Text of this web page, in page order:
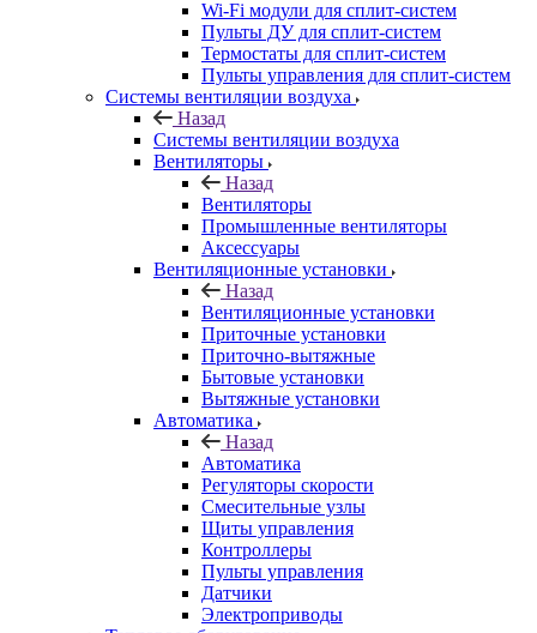
Wi-Fi модули для сплит-систем
Пульты ДУ для сплит-систем
Термостаты для сплит-систем
Пульты управления для сплит-систем
Системы вентиляции воздуха
Назад
Системы вентиляции воздуха
Вентиляторы
Назад
Вентиляторы
Промышленные вентиляторы
Аксессуары
Вентиляционные установки
Назад
Вентиляционные установки
Приточные установки
Приточно-вытяжные
Бытовые установки
Вытяжные установки
Автоматика
Назад
Автоматика
Регуляторы скорости
Смесительные узлы
Щиты управления
Контроллеры
Пульты управления
Датчики
Электроприводы